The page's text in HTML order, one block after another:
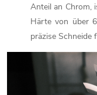
Anteil an Chrom,
Härte von über
präzise Schneide